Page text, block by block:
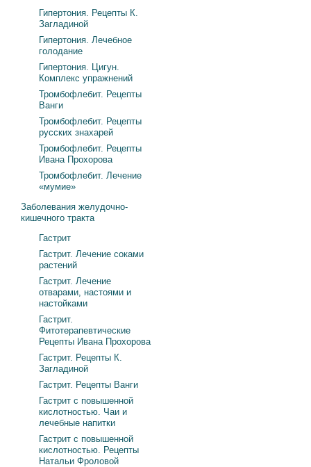
Гипертония. Рецепты К.
Загладиной
Гипертония. Лечебное
голодание
Гипертония. Цигун.
Комплекс упражнений
Тромбофлебит. Рецепты
Ванги
Тромбофлебит. Рецепты
русских знахарей
Тромбофлебит. Рецепты
Ивана Прохорова
Тромбофлебит. Лечение
«мумие»
Заболевания желудочно-
кишечного тракта
Гастрит
Гастрит. Лечение соками
растений
Гастрит. Лечение
отварами, настоями и
настойками
Гастрит.
Фитотерапевтические
Рецепты Ивана Прохорова
Гастрит. Рецепты К.
Загладиной
Гастрит. Рецепты Ванги
Гастрит с повышенной
кислотностью. Чаи и
лечебные напитки
Гастрит с повышенной
кислотностью. Рецепты
Натальи Фроловой